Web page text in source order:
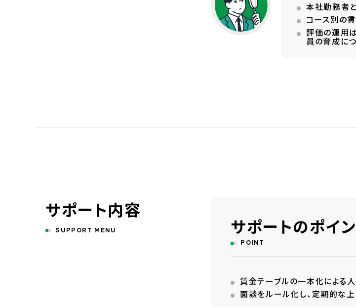
本社勤務者
コース別の
評価の運用
員の育成に
サポート内容
SUPPORT MENU サポートのポイ
POINT
賃金テーブルの一本化による
面談をルール化し、定期的な